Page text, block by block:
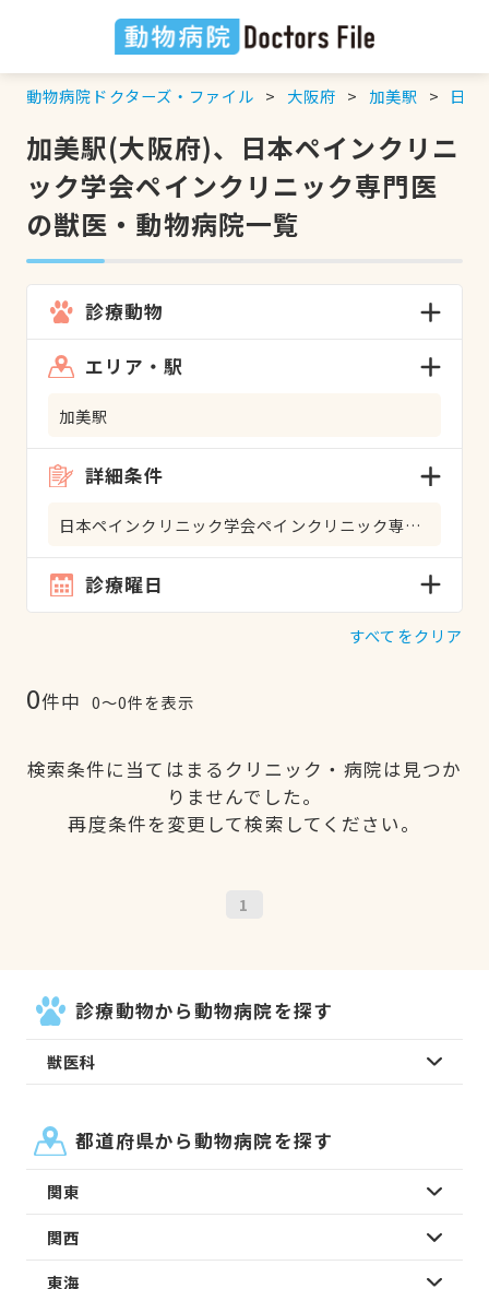
動物病院ドクターズ・ファイル 大阪府 加美駅 日
加美駅(大阪府)、日本ペインクリニ
ック学会ペインクリニック専門医
の獣医・動物病院一覧
診療動物
エリア・駅
加美駅
詳細条件
日本ペインクリニック学会ペインクリニック専門医
診療曜日
すべてをクリア
0件中 0〜0件を表示
検索条件に当てはまるクリニック・病院は見つか
りませんでした。
再度条件を変更して検索してください。
1
診療動物から動物病院を探す
獣医科
都道府県から動物病院を探す
関東
関西
東海